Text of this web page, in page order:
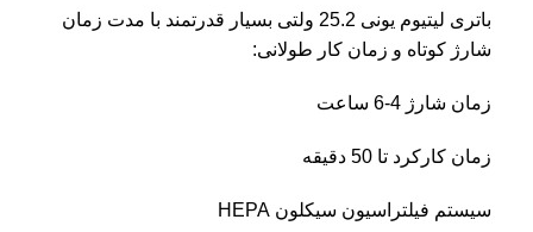
باتری لیتیوم یونی 25.2 ولتی بسیار قدرتمند با مدت زمان
شارژ کوتاه و زمان کار طولانی:
زمان شارژ 4-6 ساعت
زمان کارکرد تا 50 دقیقه
سیستم فیلتراسیون سیکلون HEPA